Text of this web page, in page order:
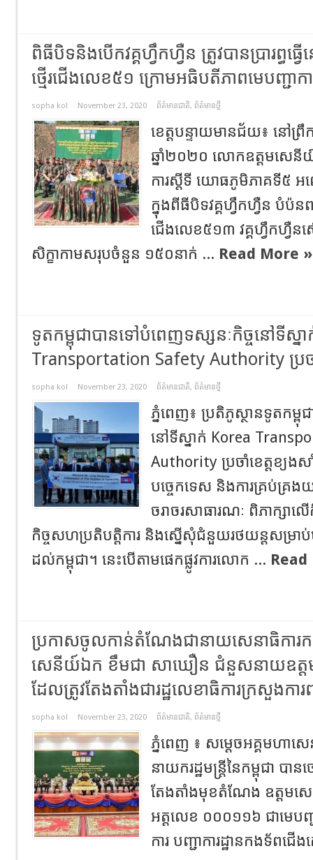
ពិធីបិទនិងបើកវគ្គហ្វឹកហ្វឺន ត្រូវបានប្រារព្ធ
ថ្មើរជើងលេខ៥១ ក្រោមអធិបតីភាពមេបញ្ជា
sopha kol November 23, 2020 ព័ត៌មានជាតិ, ព័ត៌មានថ្មី
ខេត្តបន្ទាយមានជ័យ៖ នៅព្រឹក
ឆ្នាំ២០២០ លោកឧត្តមសេនី
ការស្តីទី យោធភូមិភាគទី៥ អ
ក្នុងពីធីបិទវគ្គហ្វឹកហ្វឺន បំប៉នព
ជើងលេខ៥១៣ វគ្គហ្វឹកហ្វឺន
សិក្ខាកាមសរុបចំនួន ១៥០នាក់ ... Read More »
ទូតកម្ពុជាបានទៅបំពេញទស្សនៈកិច្ចនៅទីស្ន
Transportation Safety Authority ប្រច
sopha kol November 23, 2020 ព័ត៌មានជាតិ, ព័ត៌មានថ្មី
ភ្នំពេញ៖ ប្រតិភូស្ថានទូតកម្ពុ
នៅទីស្នាក់ Korea
Authority ប្រចាំខេត្តខ្យង
បច្ចេកទេស និងការគ្រប់គ្រង
ចរាចរសាធារណៈ ពិភាក្សាល
កិច្ចសហប្រតិបត្តិការ និងស្នើសុំជំនួយរថយន្ដសម្រា
ដល់កម្ពុជា។ នេះបើតាមផេកផ្លូវការលោក ...
ប្រកាសចូលកាន់តំណែងជានាយសេនាធិការ
សេនីយ៍ឯក ខឹមជា សាឃឿន ជំនួសនាយឧត្ដ
ដែលត្រូវតែងតាំងជារដ្ឋលេខាធិការក្រសួងការ
sopha kol November 23, 2020 ព័ត៌មានជាតិ, ព័ត៌មានថ្មី
ភ្នំពេញ ៖ សម្តេចអគ្គមហា
នាយករដ្ឋមន្ត្រីនៃកម្ពុជា ប
តែងតាំងមុខតំណែង ឧត្ដម
អត្តលេខ ០០០១១៦ ជាមេបញ្
ការ បញ្ជាការដ្ឋានកងទ័ពជ